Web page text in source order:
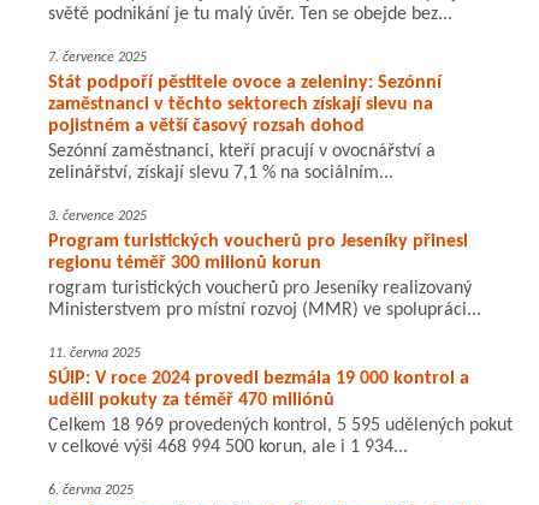
světě podnikání je tu malý úvěr. Ten se obejde bez...
7. července 2025
Stát podpoří pěstitele ovoce a zeleniny: Sezónní
zaměstnanci v těchto sektorech získají slevu na
pojistném a větší časový rozsah dohod
Sezónní zaměstnanci, kteří pracují v ovocnářství a
zelinářství, získají slevu 7,1 % na sociálním...
3. července 2025
Program turistických voucherů pro Jeseníky přinesl
regionu téměř 300 milionů korun
rogram turistických voucherů pro Jeseníky realizovaný
Ministerstvem pro místní rozvoj (MMR) ve spolupráci...
11. června 2025
SÚIP: V roce 2024 provedl bezmála 19 000 kontrol a
udělil pokuty za téměř 470 miliónů
Celkem 18 969 provedených kontrol, 5 595 udělených pokut
v celkové výši 468 994 500 korun, ale i 1 934...
6. června 2025